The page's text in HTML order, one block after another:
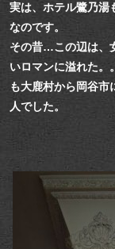
実は、ホテル鷺乃湯
なのです。
その昔…この辺は、
いロマンに溢れた。
も大鹿村から岡谷市
人でした。